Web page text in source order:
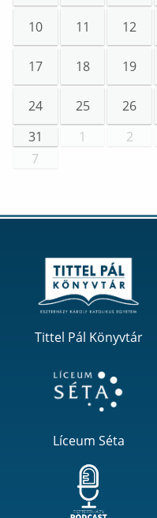
10 11 12
17 18 19
24 25 26
31
1 2
7
Tittel Pál Könyvtár
Líceum Séta